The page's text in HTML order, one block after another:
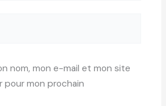
nom, mon e-mail et mon site
pour mon prochain